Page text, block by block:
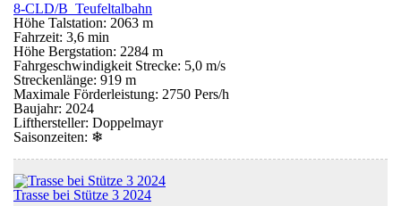
8-CLD/B Teufeltalbahn
Höhe Talstation: 2063 m
Fahrzeit: 3,6 min
Höhe Bergstation: 2284 m
Fahrgeschwindigkeit Strecke: 5,0 m/s
Streckenlänge: 919 m
Maximale Förderleistung: 2750 Pers/h
Baujahr: 2024
Lifthersteller: Doppelmayr
Saisonzeiten: ❄
Trasse bei Stütze 3 2024